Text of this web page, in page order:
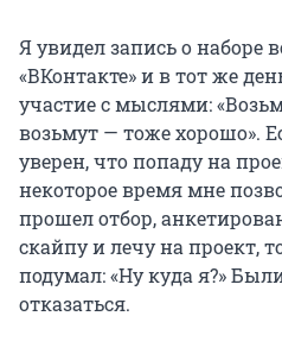
Я увидел запись о наборе
«ВКонтакте» и в тот же
участие с мыслями:
возьмут — тоже хорошо».
уверен, что попаду на
некоторое время мне
прошел отбор,
скайпу и лечу на проект,
подумал: «Ну куда я?»
отказаться.